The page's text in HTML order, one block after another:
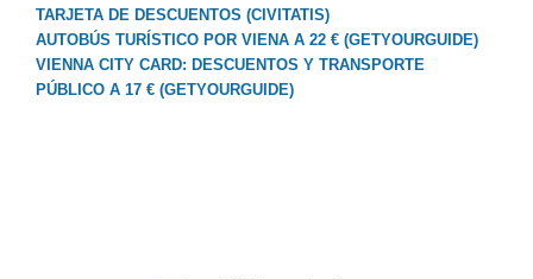
TARJETA DE DESCUENTOS (CIVITATIS)
AUTOBÚS TURÍSTICO POR VIENA A 22 € (GETYOURGUIDE)
VIENNA CITY CARD: DESCUENTOS Y TRANSPORTE
PÚBLICO A 17 € (GETYOURGUIDE)